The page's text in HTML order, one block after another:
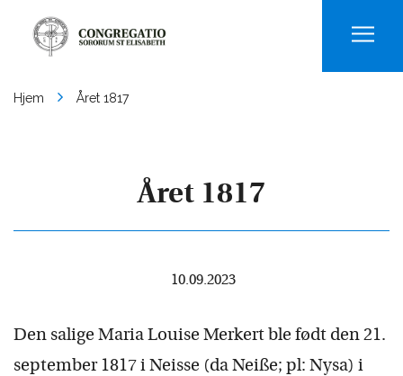
Hjem Året 1817
Året 1817
10.09.2023
Den salige Maria Louise Merkert ble født den 21.
september 1817 i Neisse (da Neiße; pl: Nysa) i